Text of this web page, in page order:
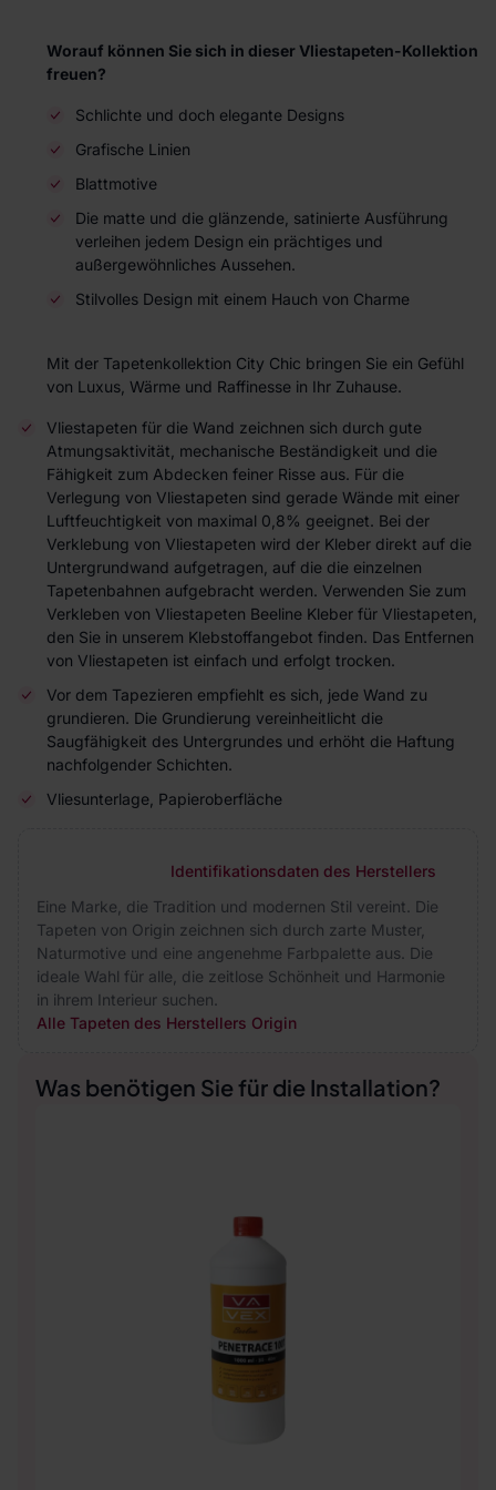
Worauf können Sie sich in dieser Vliestapeten-Kollektion
freuen?
Schlichte und doch elegante Designs
Grafische Linien
Blattmotive
Die matte und die glänzende, satinierte Ausführung
verleihen jedem Design ein prächtiges und
außergewöhnliches Aussehen.
Stilvolles Design mit einem Hauch von Charme
Mit der Tapetenkollektion City Chic bringen Sie ein Gefühl
von Luxus, Wärme und Raffinesse in Ihr Zuhause.
Vliestapeten für die Wand zeichnen sich durch gute
Atmungsaktivität, mechanische Beständigkeit und die
Fähigkeit zum Abdecken feiner Risse aus. Für die
Verlegung von Vliestapeten sind gerade Wände mit einer
Luftfeuchtigkeit von maximal 0,8% geeignet. Bei der
Verklebung von Vliestapeten wird der Kleber direkt auf die
Untergrundwand aufgetragen, auf die die einzelnen
Tapetenbahnen aufgebracht werden. Verwenden Sie zum
Verkleben von Vliestapeten Beeline Kleber für Vliestapeten,
den Sie in unserem Klebstoffangebot finden. Das Entfernen
von Vliestapeten ist einfach und erfolgt trocken.
Vor dem Tapezieren empfiehlt es sich, jede Wand zu
grundieren. Die Grundierung vereinheitlicht die
Saugfähigkeit des Untergrundes und erhöht die Haftung
nachfolgender Schichten.
Vliesunterlage, Papieroberfläche
Identifikationsdaten des Herstellers
Eine Marke, die Tradition und modernen Stil vereint. Die
Tapeten von Origin zeichnen sich durch zarte Muster,
Naturmotive und eine angenehme Farbpalette aus. Die
ideale Wahl für alle, die zeitlose Schönheit und Harmonie
in ihrem Interieur suchen.
Alle Tapeten des Herstellers Origin
Was benötigen Sie für die Installation?